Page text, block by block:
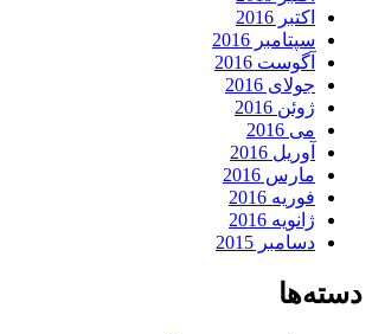
اکتبر 2016
سپتامبر 2016
آگوست 2016
جولای 2016
ژوئن 2016
می 2016
آوریل 2016
مارس 2016
فوریه 2016
ژانویه 2016
دسامبر 2015
دسته‌ها